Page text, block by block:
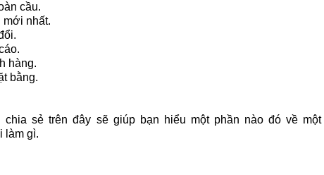
cầu.
nhất.
hàng.
bằng.
chia sẻ trên đây sẽ giúp bạn hiểu một phần nào đó về một
làm gì.